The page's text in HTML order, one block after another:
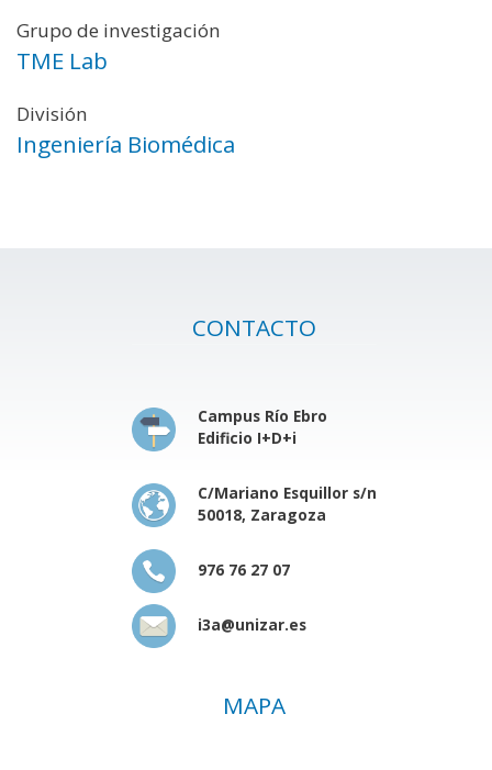
Grupo de investigación
TME Lab
División
Ingeniería Biomédica
CONTACTO
Campus Río Ebro
Edificio I+D+i
C/Mariano Esquillor s/n
50018, Zaragoza
976 76 27 07
i3a@unizar.es
MAPA